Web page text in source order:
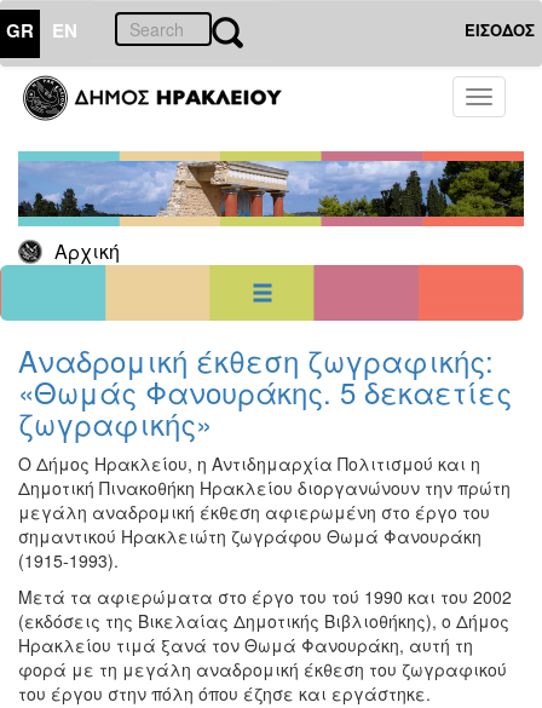
GR EN ΕΙΣΟΔΟΣ
Toggle
Αρχική
25
Ιούλιος
2026
Δευ Τρι Τετ Πεμ Παρ Σαβ
1 2 3
4
5
12
13 14 15 16 17
18
25
ΗΜΕΡΟΛΟΓΙΟ
ΕΚΔΗΛΩΣΕΩΝ
Χριστούγεννα
-
Πρωτοχρονιά
Βιβλίο
Ζωγραφική
Φωτογραφία
Τραγούδι
Μουσική
Αναδρομική έκθεση ζωγραφικής:
«Θωμάς Φανουράκης. 5 δεκαετίες
ζωγραφικής»
Ο Δήμος Ηρακλείου, η Αντιδημαρχία Πολιτισμού και η
Δημοτική Πινακοθήκη Ηρακλείου διοργανώνουν την πρώτη
μεγάλη αναδρομική έκθεση αφιερωμένη στο έργο του
σημαντικού Ηρακλειώτη ζωγράφου Θωμά Φανουράκη
(1915-1993).
Μετά τα αφιερώματα στο έργο του τού 1990 και του 2002
(εκδόσεις της Βικελαίας Δημοτικής Βιβλιοθήκης), ο Δήμος
Ηρακλείου τιμά ξανά τον Θωμά Φανουράκη, αυτή τη
φορά με τη μεγάλη αναδρομική έκθεση του ζωγραφικού
του έργου στην πόλη όπου έζησε και εργάστηκε.